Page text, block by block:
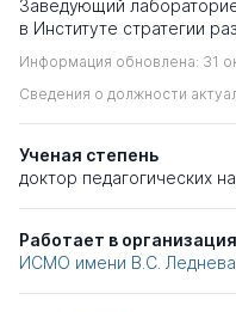
Заведующий
в Институте стратегии
Информация обновлена: 31
Сведения о должности
Ученая степень
доктор педагогических
Работает в
ИСМО имени В.С. Леднева